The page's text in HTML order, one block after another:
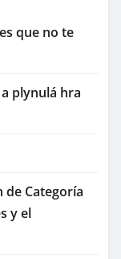
que no te
plynulá hra
de Categoría
y el